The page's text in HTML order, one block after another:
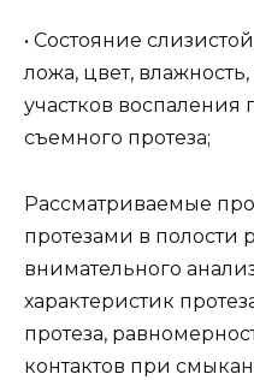
• Состояние
ложа, цвет,
участков
съемного протеза;
Рассматриваемые
протезами в полости
внимательного
характеристик
протеза,
контактов при